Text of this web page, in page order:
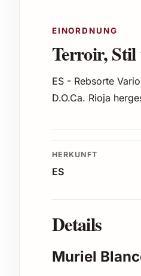
EINORDNUNG
Terroir,
ES - Rebsorte
D.O.Ca. Rioja
HERKUNFT
ES
Details
Muriel